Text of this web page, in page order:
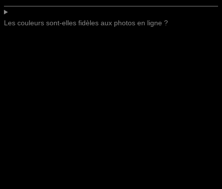
Les couleurs sont-elles fidèles aux photos en ligne ?